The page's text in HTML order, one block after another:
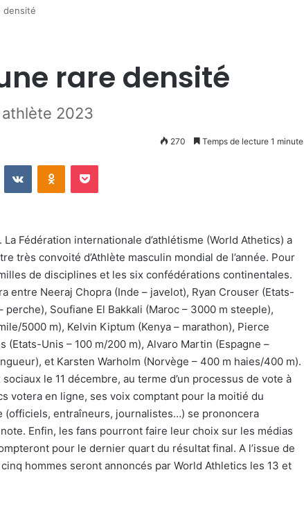
densité
rare densité
2023
270 Temps de lecture 1 minute
VKontakteOdnoklassniki
Pocket
Fédération internationale d’athlétisme (World Athetics) a
très convoité d’Athlète masculin mondial de l’année. Pour
de disciplines et les six confédérations continentales.
entre Neeraj Chopra (Inde – javelot), Ryan Crouser (Etats-
Soufiane El Bakkali (Maroc – 3000 m steeple),
5000 m), Kelvin Kiptum (Kenya – marathon), Pierce
(Etats-Unis – 100 m/200 m), Alvaro Martin (Espagne –
et Karsten Warholm (Norvège – 400 m haies/400 m).
le 11 décembre, au terme d’un processus de vote à
votera en ligne, ses voix comptant pour la moitié du
(officiels, entraîneurs, journalistes…) se prononcera
Enfin, les fans pourront faire leur choix sur les médias
pour le dernier quart du résultat final. A l’issue de
hommes seront annoncés par World Athletics les 13 et